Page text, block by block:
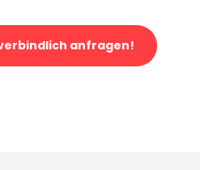
anfragen!